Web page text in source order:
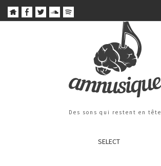
Des sons qui restent en tête
SELECT